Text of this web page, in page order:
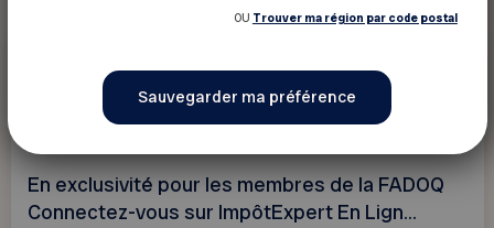
ImpôtExpert
En exclusivité pour les membres de la FADOQ
Connectez-vous sur ImpôtExpert En Lign...
OU Trouver ma région par code postal